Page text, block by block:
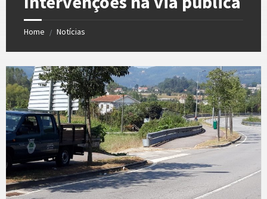
Home / Notícias